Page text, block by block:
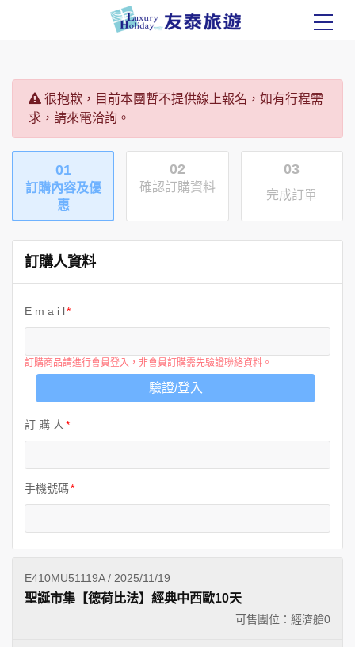
很抱歉，目前本團暫不提供線上報名，如有行程需
求，請來電洽詢。
01
訂購內容及優
惠
02
確認訂購資料
03
完成訂單
訂購人資料
E m a i l
訂購商品請進行會員登入，非會員訂購需先驗證聯絡資料。
驗證/登入
訂 購 人
手機號碼
E410MU51119A / 2025/11/19
可售團位：經濟艙0
聖誕市集【德荷比法】經典中西歐10天